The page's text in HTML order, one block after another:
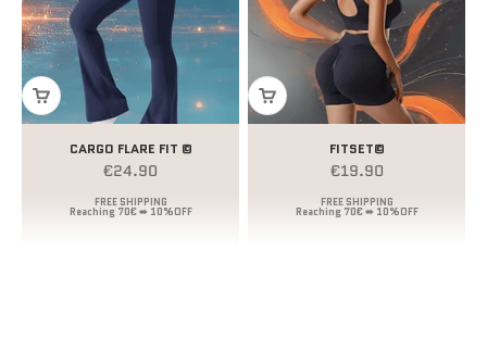
CARGO FLARE FIT ©
Prezzo scontato
€24.90
FITSET©
Prezzo scontato
€19.90